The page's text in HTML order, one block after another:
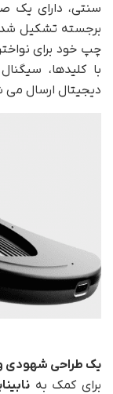
سنتی، دارای یک
برجسته تشکیل
چپ خود برای
با کلیدها،
دیجیتال ارسال می
یک طراحی شهودی و
برای کمک به